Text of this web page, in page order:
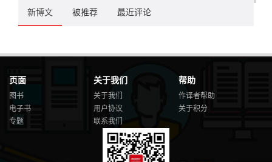
新博文 被推荐 最近评论
页面
图书
电子书
专题
关于我们
关于我们
用户协议
联系我们
帮助
作译者帮助
关于积分